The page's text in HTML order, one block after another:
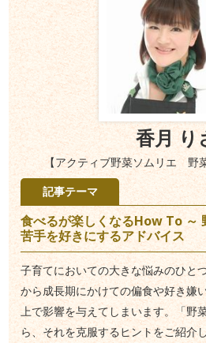
香月 り
【アクティブ野菜ソムリエ 野
記事テーマ
食べるが楽しくなるHow To ～
苦手を好きにするアドバイス
子育てにおいての大きな悩みのひと
から成長期にかけての偏食や好き嫌
上で影響を与えてしまいます。「野
ら、それを克服するヒントをご紹介